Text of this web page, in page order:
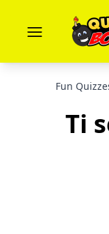
Fun
Ti